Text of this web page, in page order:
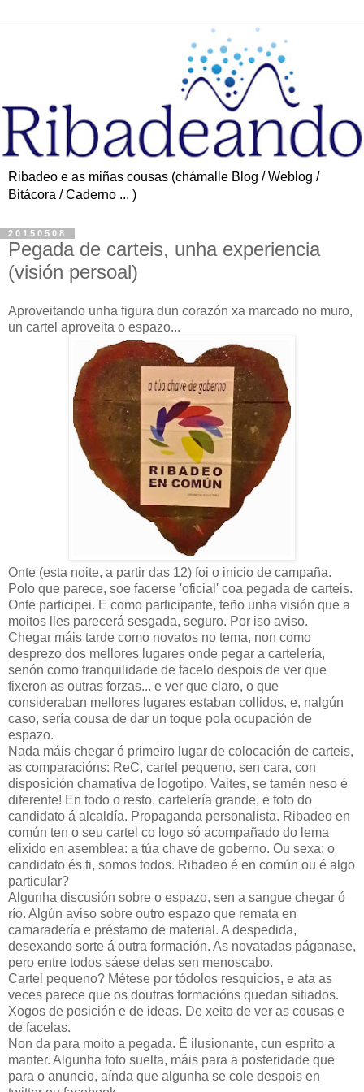
Ribadeo e as miñas cousas (chámalle Blog / Weblog /
Bitácora / Caderno ... )
20150508
Pegada de carteis, unha experiencia
(visión persoal)
Aproveitando unha figura dun corazón xa marcado no muro,
un cartel aproveita o espazo...
Onte (esta noite, a partir das 12) foi o inicio de campaña.
Polo que parece, soe facerse 'oficial' coa pegada de carteis.
Onte participei. E como participante, teño unha visión que a
moitos lles parecerá sesgada, seguro. Por iso aviso.
Chegar máis tarde como novatos no tema, non como
desprezo dos mellores lugares onde pegar a cartelería,
senón como tranquilidade de facelo despois de ver que
fixeron as outras forzas... e ver que claro, o que
consideraban mellores lugares estaban collidos, e, nalgún
caso, sería cousa de dar un toque pola ocupación de
espazo.
Nada máis chegar ó primeiro lugar de colocación de carteis,
as comparacións: ReC, cartel pequeno, sen cara, con
disposición chamativa de logotipo. Vaites, se tamén neso é
diferente! En todo o resto, cartelería grande, e foto do
candidato á alcaldía. Propaganda personalista. Ribadeo en
común ten o seu cartel co logo só acompañado do lema
elixido en asemblea: a túa chave de goberno. Ou sexa: o
candidato és ti, somos todos. Ribadeo é en común ou é algo
particular?
Algunha discusión sobre o espazo, sen a sangue chegar ó
río. Algún aviso sobre outro espazo que remata en
camaradería e préstamo de material. A despedida,
desexando sorte á outra formación. As novatadas páganase,
pero entre todos sáese delas sen menoscabo.
Cartel pequeno? Métese por tódolos resquicios, e ata as
veces parece que os doutras formacións quedan sitiados.
Xogos de posición e de ideas. De xeito de ver as cousas e
de facelas.
Non da para moito a pegada. É ilusionante, cun esprito a
manter. Algunha foto suelta, máis para a posteridade que
para o anuncio, aínda que algunha se cole despois en